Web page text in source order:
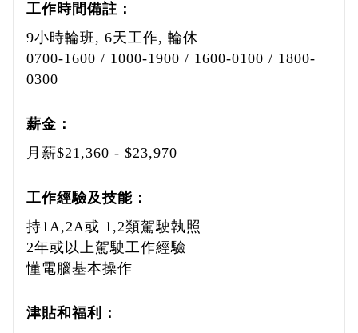
工作時間備註：
9小時輪班, 6天工作, 輪休
0700-1600 / 1000-1900 / 1600-0100 / 1800-
0300
薪金：
月薪$21,360 - $23,970
工作經驗及技能：
持1A,2A或 1,2類駕駛執照
2年或以上駕駛工作經驗
懂電腦基本操作
津貼和福利：